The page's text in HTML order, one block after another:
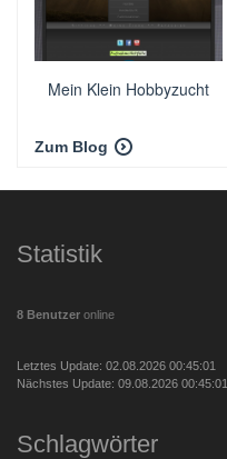
Mein Klein Hobbyzucht
Zum Blog
Statistik
8 Benutzer online
Letztes Update: 02.08.2026 00:45:01
Nächstes Update: 09.08.2026 00:45:01
Schlagwörter